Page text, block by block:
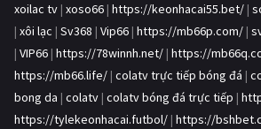
xoilac tv | xoso66 | https://keonhacai55.bet/ |
| xôi lạc | Sv368 | Vip66 | https://mb66p.com/ |
| VIP66 | https://78winnh.net/ | https://
https://mb66.life/ | colatv trực tiếp bóng đá |
bong da | colatv | colatv bóng đá trực tiếp |
https://tylekeonhacai.futbol/ | https://